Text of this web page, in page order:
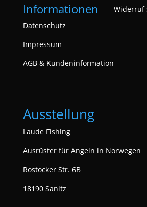
Informationen
Datenschutz
Impressum
AGB & Kundeninformation
Widerruf
Ausstellung
Laude Fishing
Ausrüster für Angeln in Norwegen
Rostocker Str. 6B
18190 Sanitz